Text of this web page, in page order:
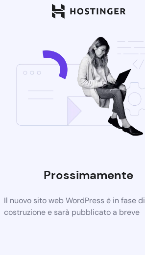
Prossimamente
Il nuovo sito web WordPress è in fase di
costruzione e sarà pubblicato a breve